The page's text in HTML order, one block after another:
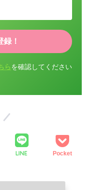
ら を確認してください
LINE Pocket